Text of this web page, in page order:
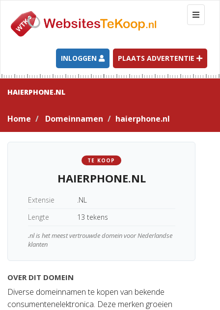
T
o
g
l
e
n
a
t
INLOGGEN PLAATS ADVERTENTIE
HAIERPHONE.NL
Home Domeinnamen haierphone.nl
TE KOOP
HAIERPHONE.NL
Extensie
.NL
Lengte
13 tekens
.nl is het meest vertrouwde domein voor Nederlandse
klanten
OVER DIT DOMEIN
Diverse domeinnamen te kopen van bekende
consumentenelektronica. Deze merken groeien